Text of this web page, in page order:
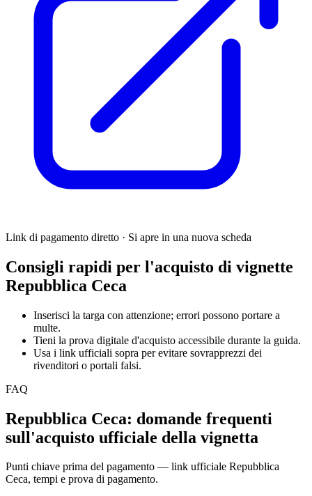
Link di pagamento diretto · Si apre in una nuova scheda
Consigli rapidi per l'acquisto di vignette
Repubblica Ceca
Inserisci la targa con attenzione; errori possono portare a
multe.
Tieni la prova digitale d'acquisto accessibile durante la guida.
Usa i link ufficiali sopra per evitare sovrapprezzi dei
rivenditori o portali falsi.
FAQ
Repubblica Ceca: domande frequenti
sull'acquisto ufficiale della vignetta
Punti chiave prima del pagamento — link ufficiale Repubblica
Ceca, tempi e prova di pagamento.